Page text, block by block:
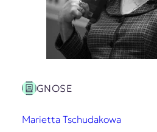
GNOSE
Marietta Tschudakowa